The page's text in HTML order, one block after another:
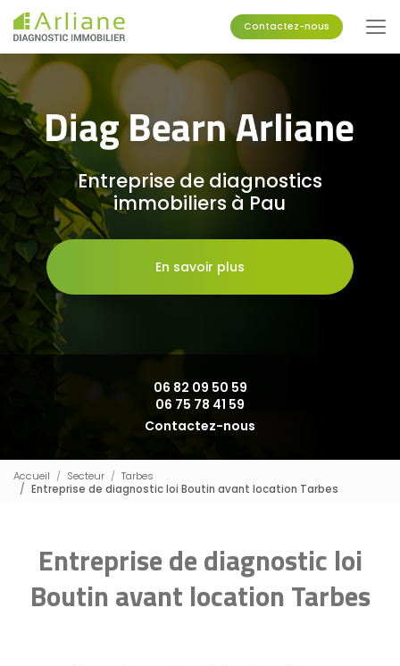
Aller
au
contenu
principal
Contactez-nous
Entreprise de diagnostics
immobiliers à Pau
En savoir plus
06 82 09 50 59
06 75 78 41 59
Contactez-nous
Accueil Secteur
Tarbes
Entreprise de diagnostic loi Boutin avant location Tarbes
Entreprise de diagnostic loi
Boutin avant location Tarbes